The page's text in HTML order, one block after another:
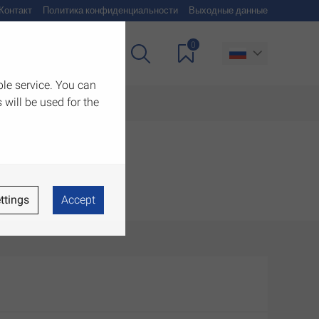
Политика конфиденциальности Выходные данные
0
service. You can
will be used for the
Accept